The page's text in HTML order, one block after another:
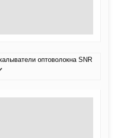
оптоволокна SNR